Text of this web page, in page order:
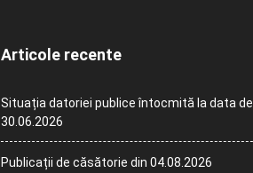
Articole recente
Situația datoriei publice întocmită la data de
30.06.2026
Publicații de căsătorie din 04.08.2026